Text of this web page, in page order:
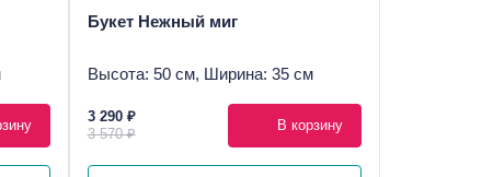
Букет Нежный миг
Высота: 50 см, Ширина: 35 см
3 290 ₽
3 570 ₽
В корзину